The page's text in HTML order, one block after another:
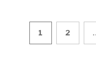
1 2